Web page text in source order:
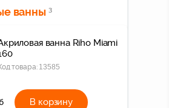
ванны 3
ванна Riho Miami
товара: 13585
В корзину